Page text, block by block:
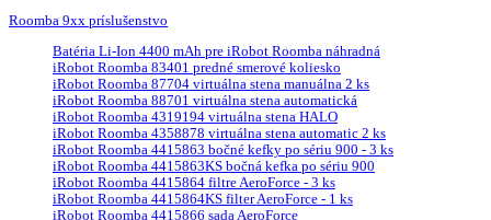
Roomba 9xx príslušenstvo
Batéria Li-Ion 4400 mAh pre iRobot Roomba náhradná
iRobot Roomba 83401 predné smerové koliesko
iRobot Roomba 87704 virtuálna stena manuálna 2 ks
iRobot Roomba 88701 virtuálna stena automatická
iRobot Roomba 4319194 virtuálna stena HALO
iRobot Roomba 4358878 virtuálna stena automatic 2 ks
iRobot Roomba 4415863 bočné kefky po sériu 900 - 3 ks
iRobot Roomba 4415863KS bočná kefka po sériu 900
iRobot Roomba 4415864 filtre AeroForce - 3 ks
iRobot Roomba 4415864KS filter AeroForce - 1 ks
iRobot Roomba 4415866 sada AeroForce